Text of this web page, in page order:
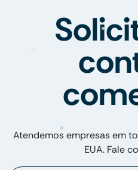
Atendemos empresas em
EUA. Fale